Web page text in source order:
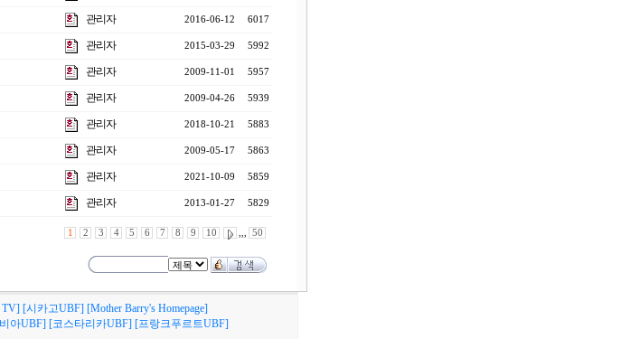
관리자 2016-06-12 6017
관리자 2015-03-29 5992
관리자 2009-11-01 5957
관리자 2009-04-26 5939
관리자 2018-10-21 5883
관리자 2009-05-17 5863
관리자 2021-10-09 5859
관리자 2013-01-27 5829
1 2 3 4 5 6 7 8 9 10 ,,, 50
TV] [시카고UBF] [Mother Barry's Homepage]
아UBF] [코스타리카UBF] [프랑크푸르트UBF]